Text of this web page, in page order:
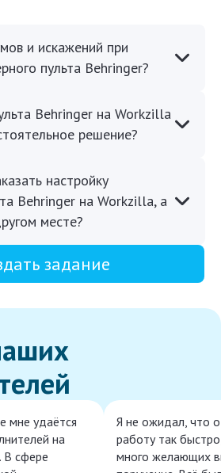
и искажений при
пульта Behringer?
Behringer на Workzilla
решение?
настройку
Behringer на Workzilla, а
месте?
задание
мне удаётся
на
сфере
Я не ожидал, что
работу так
много желающих